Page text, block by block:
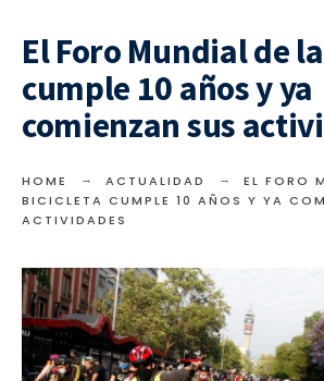
El Foro Mundial de
cumple 10 años y ya
comienzan sus
HOME ACTUALIDAD
EL FORO
BICICLETA CUMPLE 10 AÑOS Y YA
ACTIVIDADES